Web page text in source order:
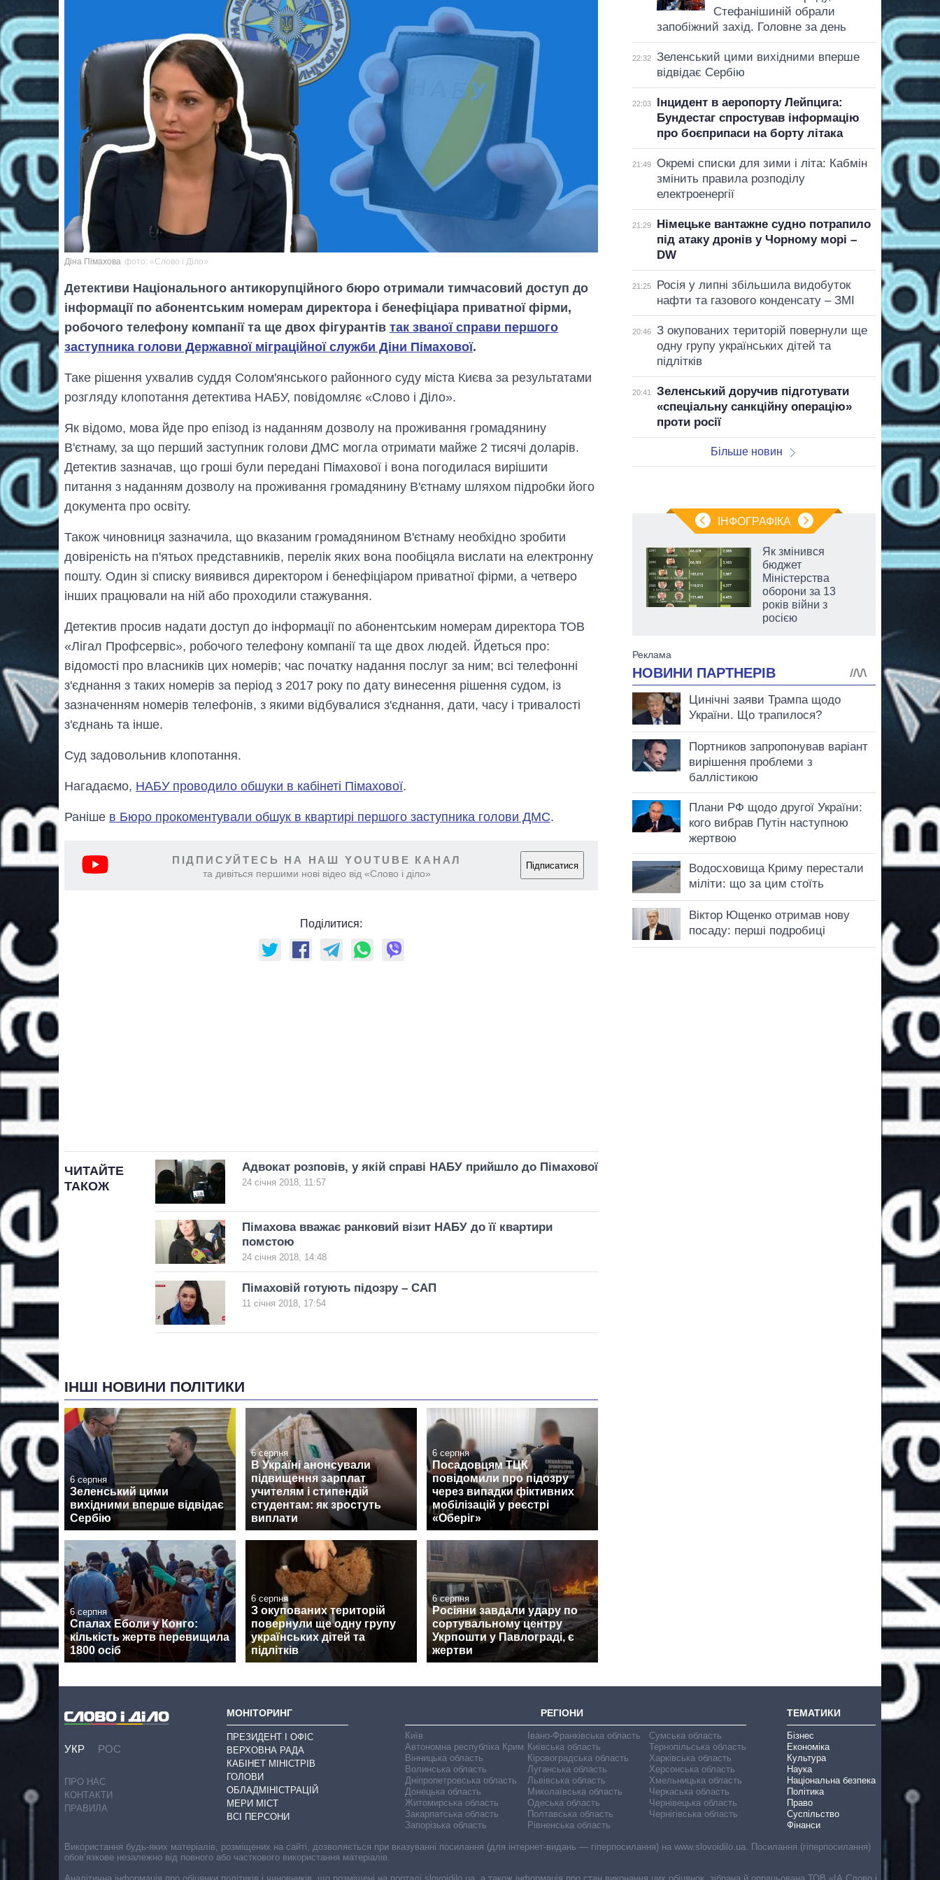
Діна Пімахова фото: «Слово і Діло»
Детективи Національного антикорупційного бюро отримали тимчасовий доступ до
інформації по абонентським номерам директора і бенефіціара приватної фірми,
робочого телефону компанії та ще двох фігурантів так званої справи першого
заступника голови Державної міграційної служби Діни Пімахової.
Таке рішення ухвалив суддя Солом'янського районного суду міста Києва за результатами
розгляду клопотання детектива НАБУ, повідомляє «Слово і Діло».
Як відомо, мова йде про епізод із наданням дозволу на проживання громадянину
В'єтнаму, за що перший заступник голови ДМС могла отримати майже 2 тисячі доларів.
Детектив зазначав, що гроші були передані Пімахової і вона погодилася вирішити
питання з наданням дозволу на проживання громадянину В'єтнаму шляхом підробки його
документа про освіту.
Також чиновниця зазначила, що вказаним громадянином В'єтнаму необхідно зробити
довіреність на п'ятьох представників, перелік яких вона пообіцяла вислати на електронну
пошту. Один зі списку виявився директором і бенефіціаром приватної фірми, а четверо
інших працювали на ній або проходили стажування.
Детектив просив надати доступ до інформації по абонентським номерам директора ТОВ
«Лігал Профсервіс», робочого телефону компанії та ще двох людей. Йдеться про:
відомості про власників цих номерів; час початку надання послуг за ним; всі телефонні
з'єднання з таких номерів за період з 2017 року по дату винесення рішення судом, із
зазначенням номерів телефонів, з якими відбувалися з'єднання, дати, часу і тривалості
з'єднань та інше.
Суд задовольнив клопотання.
Нагадаємо, НАБУ проводило обшуки в кабінеті Пімахової.
Раніше в Бюро прокоментували обшук в квартирі першого заступника голови ДМС.
ПІДПИСУЙТЕСЬ НА НАШ YOUTUBE КАНАЛ
та дивіться першими нові відео від «Слово і діло»
Підписатися
Поділитися:
ЧИТАЙТЕ
ТАКОЖ
Адвокат розповів, у якій справі НАБУ прийшло до Пімахової
24 січня 2018, 11:57
Пімахова вважає ранковий візит НАБУ до її квартири
помстою
24 січня 2018, 14:48
Пімаховій готують підозру – САП
11 січня 2018, 17:54
ІНШІ НОВИНИ ПОЛІТИКИ
6 серпня
Зеленський цими
вихідними вперше відвідає
Сербію
6 серпня
В Україні анонсували
підвищення зарплат
учителям і стипендій
студентам: як зростуть
виплати
6 серпня
Посадовцям ТЦК
повідомили про підозру
через випадки фіктивних
мобілізацій у реєстрі
«Оберіг»
6 серпня
Спалах Еболи у Конго:
кількість жертв перевищила
1800 осіб
6 серпня
З окупованих територій
повернули ще одну групу
українських дітей та
підлітків
6 серпня
Росіяни завдали удару по
сортувальному центру
Укрпошти у Павлограді, є
жертви
Стефанішиній обрали
запобіжний захід. Головне за день
22:32
Зеленський цими вихідними вперше
відвідає Сербію
22:03
Інцидент в аеропорту Лейпцига:
Бундестаг спростував інформацію
про боєприпаси на борту літака
21:49
Окремі списки для зими і літа: Кабмін
змінить правила розподілу
електроенергії
21:29
Німецьке вантажне судно потрапило
під атаку дронів у Чорному морі –
DW
21:25
Росія у липні збільшила видобуток
нафти та газового конденсату – ЗМІ
20:46
З окупованих територій повернули ще
одну групу українських дітей та
підлітків
20:41
Зеленський доручив підготувати
«спеціальну санкційну операцію»
проти росії
Більше новин
ІНФОГРАФІКА
Вісім масованих
ударів по Україні
за літо: Київ та
Як змінився
бюджет
Міністерства
оборони за 13
років війни з
росією
УКР РОС
ПРО НАС
КОНТАКТИ
ПРАВИЛА
МОНІТОРИНГ
ПРЕЗИДЕНТ І ОФІС
ВЕРХОВНА РАДА
КАБІНЕТ МІНІСТРІВ
ГОЛОВИ
ОБЛАДМІНІСТРАЦІЙ
МЕРИ МІСТ
ВСІ ПЕРСОНИ
РЕГІОНИ
Київ
Автономна республіка Крим
Вінницька область
Волинська область
Дніпропетровська область
Донецька область
Житомирська область
Закарпатська область
Запорізька область
Івано-Франківська область
Київська область
Кіровоградська область
Луганська область
Львівська область
Миколаївська область
Одеська область
Полтавська область
Рівненська область
Сумська область
Тернопільська область
Харківська область
Херсонська область
Хмельницька область
Черкаська область
Чернівецька область
Чернігівська область
ТЕМАТИКИ
Бізнес
Економіка
Культура
Наука
Національна безпека
Політика
Право
Суспільство
Фінанси
Використання будь-яких матеріалів, розміщених на сайті, дозволяється при вказуванні посилання (для інтернет-видань — гіперпосилання) на www.slovoidilo.ua. Посилання (гіперпосилання)
обов’язкове незалежно від повного або часткового використання матеріалів.